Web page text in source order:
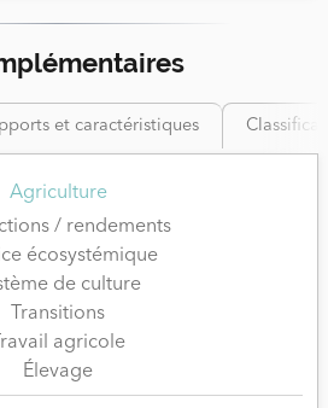
et caractéristiques
Agriculture
/ rendements
écosystémique
de culture
Transitions
Travail agricole
Élevage